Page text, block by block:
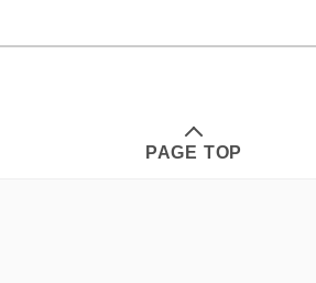
PAGE TOP